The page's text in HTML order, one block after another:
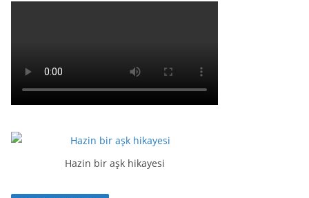
Hazin bir aşk hikayesi